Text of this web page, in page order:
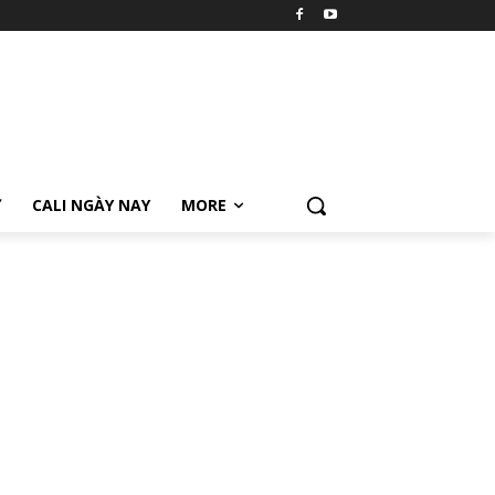
CALI NGÀY NAY MORE